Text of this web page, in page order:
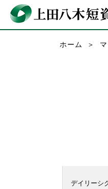
ホーム
デイリーシ